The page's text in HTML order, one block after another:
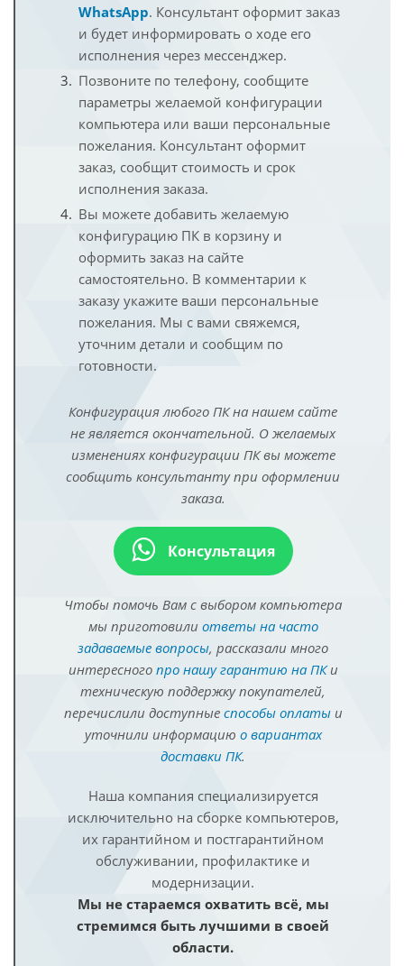
WhatsApp. Консультант оформит заказ
и будет информировать о ходе его
исполнения через мессенджер.
Позвоните по телефону, сообщите
параметры желаемой конфигурации
компьютера или ваши персональные
пожелания. Консультант оформит
заказ, сообщит стоимость и срок
исполнения заказа.
Вы можете добавить желаемую
конфигурацию ПК в корзину и
оформить заказ на сайте
самостоятельно. В комментарии к
заказу укажите ваши персональные
пожелания. Мы с вами свяжемся,
уточним детали и сообщим по
готовности.
Конфигурация любого ПК на нашем сайте
не является окончательной. О желаемых
изменениях конфигурации ПК вы можете
сообщить консультанту при оформлении
заказа.
Консультация
Чтобы помочь Вам с выбором компьютера
мы приготовили ответы на часто
задаваемые вопросы, рассказали много
интересного про нашу гарантию на ПКи
техническую поддержку покупателей,
перечислили доступные способы оплатыи
уточнили информацию о вариантах
доставки ПК.
Наша компания специализируется
исключительно на сборке компьютеров,
их гарантийном и постгарантийном
обслуживании, профилактике и
модернизации.
Мы не стараемся охватить всё, мы
стремимся быть лучшими в своей
области.